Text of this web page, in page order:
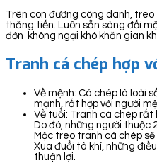
Trên con đường công danh,
thăng tiến. Luôn sẵn sàng đối
đớn không ngại khó khăn gian
Tranh cá chép hợp
Về mệnh: Cá chép là loài
mạnh, rất hợp với người
Về tuổi: Tranh cá chép rất
Do đó, những người thuộc
Mộc treo tranh cá chép
Xua đuổi tà khí, những
thuận lợi.